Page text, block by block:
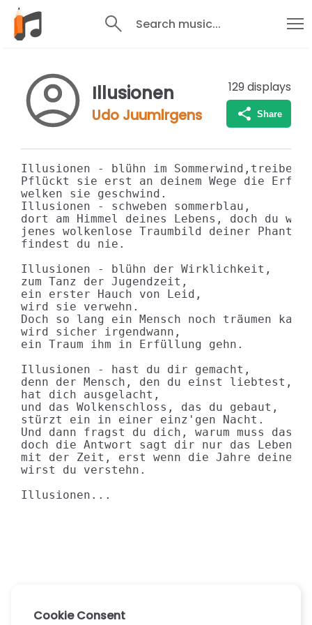
Search music...
Illusionen
Udo Juumlrgens
129 displays
Share
Illusionen - blühn im
Pflückt sie erst an deinem Wege die
welken sie geschwind.
Illusionen - schweben sommerblau,
dort am Himmel deines Lebens, doch du
jenes wolkenlose Traumbild deiner
findest du nie.
Illusionen - blühn der Wirklichkeit,
zum Tanz der Jugendzeit,
ein erster Hauch von Leid,
wird sie verwehn.
Doch so lang ein Mensch noch träumen
wird sicher irgendwann,
ein Traum ihm in Erfüllung gehn.
Illusionen - hast du dir gemacht,
denn der Mensch, den du einst liebtest,
hat dich ausgelacht,
und das Wolkenschloss, das du gebaut,
stürzt ein in einer einz'gen Nacht.
Und dann fragst du dich, warum muss das
doch die Antwort sagt dir nur das Leben
mit der Zeit, erst wenn die Jahre deines
wirst du verstehn.
Illusionen...
Cookie Consent